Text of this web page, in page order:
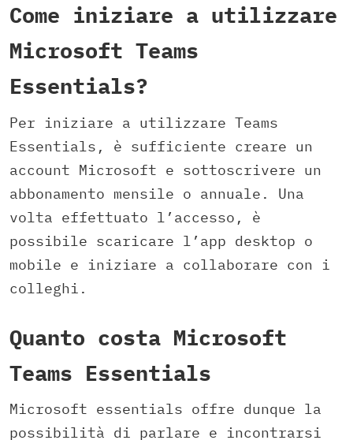
Come iniziare a utilizzare
Microsoft Teams
Essentials?
Per iniziare a utilizzare Teams
Essentials, è sufficiente creare un
account Microsoft e sottoscrivere un
abbonamento mensile o annuale. Una
volta effettuato l’accesso, è
possibile scaricare l’app desktop o
mobile e iniziare a collaborare con i
colleghi.
Quanto costa Microsoft
Teams Essentials
Microsoft essentials offre dunque la
possibilità di parlare e incontrarsi